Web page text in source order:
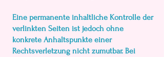
Eine permanente inhaltliche Kontrolle der
verlinkten Seiten ist jedoch ohne
konkrete Anhaltspunkte einer
Rechtsverletzung nicht zumutbar. Bei